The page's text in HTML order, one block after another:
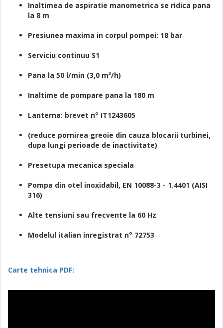
Inaltimea de aspiratie manometrica se ridica pana
la 8 m
Presiunea maxima in corpul pompei: 18 bar
Serviciu continuu S1
Pana la 50 l/min (3,0 m³/h)
Inaltime de pompare pana la 180 m
Lanterna: brevet n° IT1243605
(reduce pornirea greoie din cauza blocarii turbinei,
dupa lungi perioade de inactivitate)
Presetupa mecanica speciala
Pompa din otel inoxidabil, EN 10088-3 - 1.4401 (AISI
316)
Alte tensiuni sau frecvente la 60 Hz
Modelul italian inregistrat n° 72753
Carte tehnica PDF: